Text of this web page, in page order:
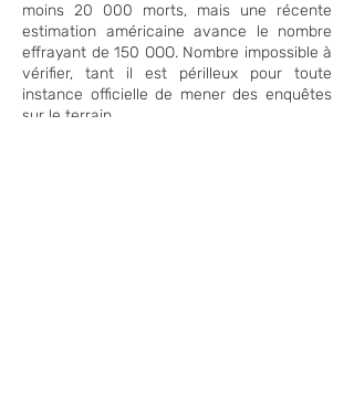
moins 20 000 morts, mais une récente
estimation américaine avance le nombre
effrayant de 150 OOO. Nombre impossible à
vérifier, tant il est périlleux pour toute
instance officielle de mener des enquêtes
sur le terrain.